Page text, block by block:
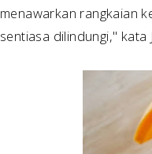
menawarkan rangkaian
sentiasa dilindungi,"